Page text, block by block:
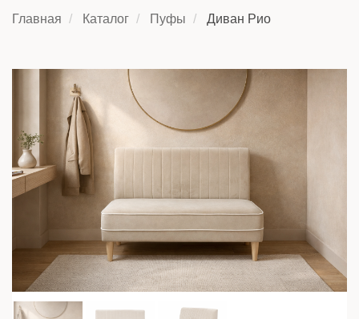
Главная Каталог Пуфы Диван Рио